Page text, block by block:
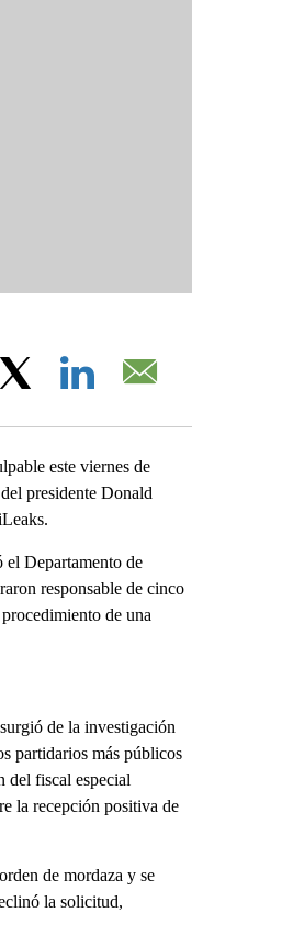
este viernes de
presidente Donald
el Departamento de
responsable de cinco
de una
de la investigación
partidarios más públicos
del fiscal especial
la recepción positiva de
de mordaza y se
la solicitud,